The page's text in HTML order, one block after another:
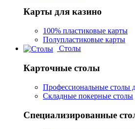
Карты для казино
100% пластиковые карты
Полупластиковые карты
Столы
Карточные столы
Профессиональные столы
Складные покерные столы
Специализированные